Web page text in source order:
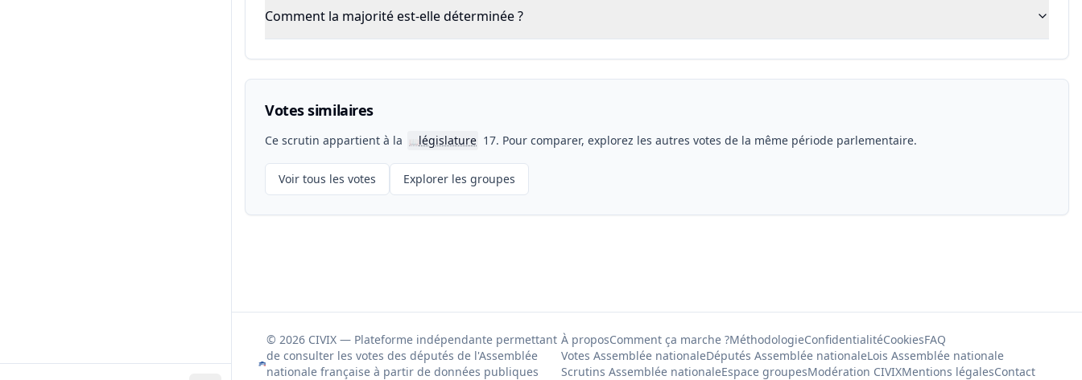
Comment la majorité est-elle déterminée ?
Votes similaires
Ce scrutin appartient à la 📖législature 17. Pour comparer, explorez les autres votes de la même période parlementaire.
Voir tous les votes Explorer les groupes
© 2026 CIVIX — Plateforme indépendante permettant
de consulter les votes des députés de l'Assemblée
nationale française à partir de données publiques
À proposComment ça marche ?MéthodologieConfidentialitéCookiesFAQ
Votes Assemblée nationaleDéputés Assemblée nationaleLois Assemblée nationale
Scrutins Assemblée nationaleEspace groupesModération CIVIXMentions légalesContact